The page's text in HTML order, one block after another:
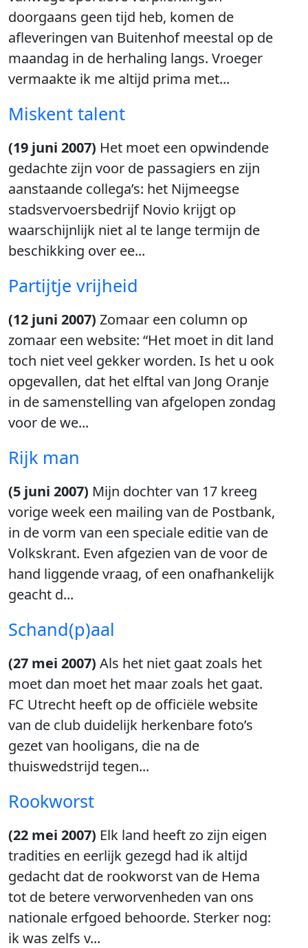
doorgaans geen tijd heb, komen de
afleveringen van Buitenhof meestal op de
maandag in de herhaling langs. Vroeger
vermaakte ik me altijd prima met...
Miskent talent
(19 juni 2007) Het moet een opwindende
gedachte zijn voor de passagiers en zijn
aanstaande collega’s: het Nijmeegse
stadsvervoersbedrijf Novio krijgt op
waarschijnlijk niet al te lange termijn de
beschikking over ee...
Partijtje vrijheid
(12 juni 2007) Zomaar een column op
zomaar een website: “Het moet in dit land
toch niet veel gekker worden. Is het u ook
opgevallen, dat het elftal van Jong Oranje
in de samenstelling van afgelopen zondag
voor de we...
Rijk man
(5 juni 2007) Mijn dochter van 17 kreeg
vorige week een mailing van de Postbank,
in de vorm van een speciale editie van de
Volkskrant. Even afgezien van de voor de
hand liggende vraag, of een onafhankelijk
geacht d...
Schand(p)aal
(27 mei 2007) Als het niet gaat zoals het
moet dan moet het maar zoals het gaat.
FC Utrecht heeft op de officiële website
van de club duidelijk herkenbare foto’s
gezet van hooligans, die na de
thuiswedstrijd tegen...
Rookworst
(22 mei 2007) Elk land heeft zo zijn eigen
tradities en eerlijk gezegd had ik altijd
gedacht dat de rookworst van de Hema
tot de betere verworvenheden van ons
nationale erfgoed behoorde. Sterker nog:
ik was zelfs v...